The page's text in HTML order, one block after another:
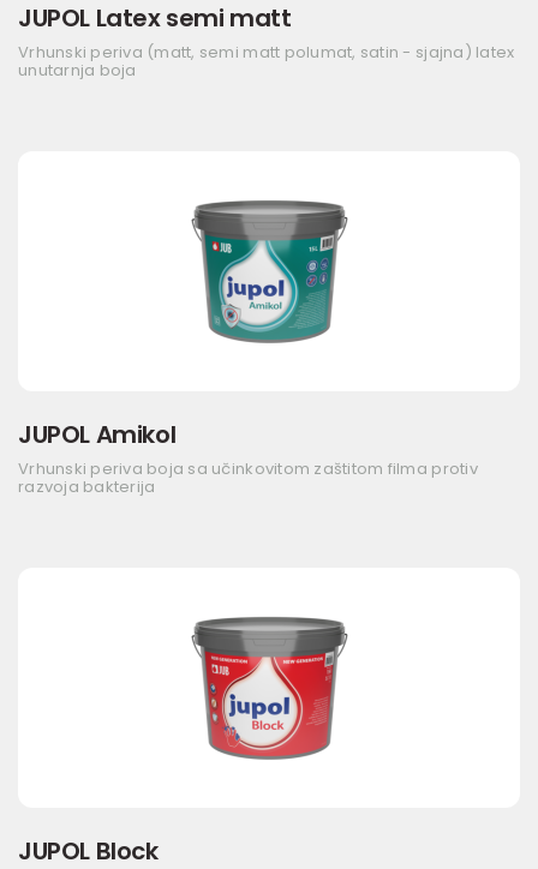
JUPOL Latex semi matt
Vrhunski periva (matt, semi matt polumat, satin - sjajna) latex
unutarnja boja
JUPOL Amikol
Vrhunski periva boja sa učinkovitom zaštitom filma protiv
razvoja bakterija
JUPOL Block